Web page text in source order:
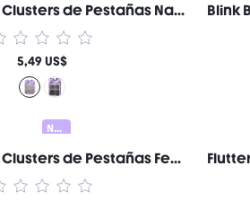
Blink Behavior Clusters de Pestañas Naturales Wispy Marca de Belleza Cosmética Maquillaje para Mujeres y Niñas
5,49 US$
Nuevo
Blink Behavior Clusters de Pestañas Feather Wispy Ligeros Marca de Belleza Cosmética Maquillaje para Mujeres y Niñas